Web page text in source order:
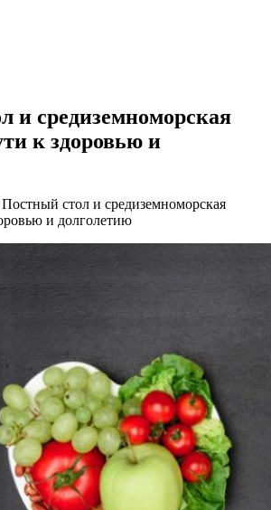
и средиземноморская
к здоровью и
Постный стол и средиземноморская
и долголетию